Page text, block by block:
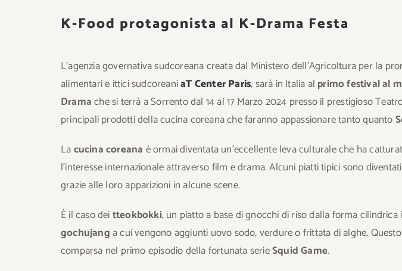
K-Food protagonista al K-Drama Festa
L’agenzia governativa sudcoreana creata dal Ministero dell’Agricoltura per la
alimentari e ittici sudcoreaniaT Center Paris, sarà in Italia al primo festival al
Dramache si terrà a Sorrento dal 14 al 17 Marzo 2024 presso il prestigioso
principali prodotti della cucina coreana che faranno appassionare tanto quanto
Lacucina coreana è ormai diventata un’eccellente leva culturale che ha
l’interesse internazionale attraverso film e drama. Alcuni piatti tipici sono
grazie alle loro apparizioni in alcune scene.
È il caso deitteokbokki, un piatto a base di gnocchi di riso dalla forma
gochujang a cui vengono aggiunti uovo sodo, verdure o frittata di alghe.
comparsa nel primo episodio della fortunata serieSquid Game.